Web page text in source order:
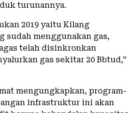
turunannya.
2019 yaitu Kilang
sudah menggunakan gas,
telah disinkronkan
gas sekitar 20 Bbtud,”
mengungkapkan, program-
infrastruktur ini akan